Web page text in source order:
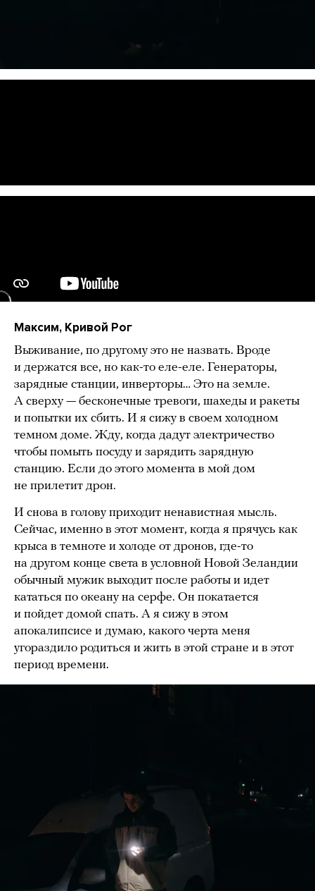
Максим, Кривой Рог
Выживание, по другому это не назвать. Вроде
и держатся все, но как-то еле-еле. Генераторы,
зарядные станции, инверторы… Это на земле.
А сверху — бесконечные тревоги, шахеды и ракеты
и попытки их сбить. И я сижу в своем холодном
темном доме. Жду, когда дадут электричество
чтобы помыть посуду и зарядить зарядную
станцию. Если до этого момента в мой дом
не прилетит дрон.
И снова в голову приходит ненавистная мысль.
Сейчас, именно в этот момент, когда я прячусь как
крыса в темноте и холоде от дронов, где-то
на другом конце света в условной Новой Зеландии
обычный мужик выходит после работы и идет
кататься по океану на серфе. Он покатается
и пойдет домой спать. А я сижу в этом
апокалипсисе и думаю, какого черта меня
угораздило родиться и жить в этой стране и в этот
период времени.